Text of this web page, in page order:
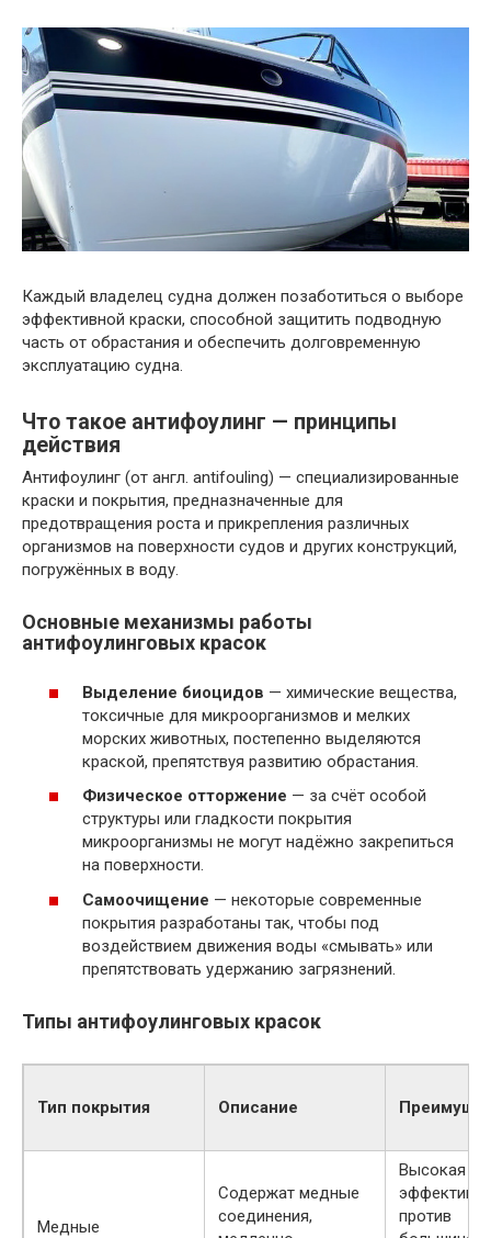
Каждый владелец судна должен позаботиться о выборе
эффективной краски, способной защитить подводную
часть от обрастания и обеспечить долговременную
эксплуатацию судна.
Что такое антифоулинг — принципы
действия
Антифоулинг (от англ. antifouling) — специализированные
краски и покрытия, предназначенные для
предотвращения роста и прикрепления различных
организмов на поверхности судов и других конструкций,
погружённых в воду.
Основные механизмы работы
антифоулинговых красок
Выделение биоцидов — химические вещества,
токсичные для микроорганизмов и мелких
морских животных, постепенно выделяются
краской, препятствуя развитию обрастания.
Физическое отторжение — за счёт особой
структуры или гладкости покрытия
микроорганизмы не могут надёжно закрепиться
на поверхности.
Самоочищение — некоторые современные
покрытия разработаны так, чтобы под
воздействием движения воды «смывать» или
препятствовать удержанию загрязнений.
Типы антифоулинговых красок
Тип покрытия Описание
Медные
Содержат медные
соединения,
Высокая
против